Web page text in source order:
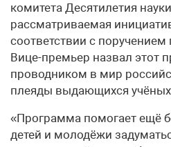
комитета Десятилетия
рассматриваемая
соответствии с поручением
Вице-премьер назвал этот
проводником в мир
плеяды выдающихся
«Программа помогает ещё
детей и молодёжи